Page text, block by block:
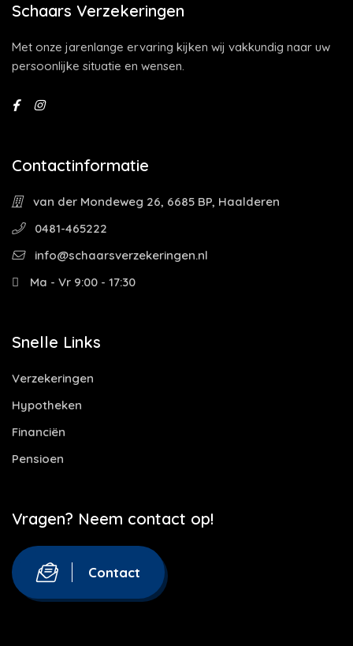
Schaars Verzekeringen
Met onze jarenlange ervaring kijken wij vakkundig naar uw
persoonlijke situatie en wensen.
Contactinformatie
van der Mondeweg 26, 6685 BP, Haalderen
0481-465222
info@schaarsverzekeringen.nl
Ma - Vr 9:00 - 17:30
Snelle Links
Verzekeringen
Hypotheken
Financiën
Pensioen
Vragen? Neem contact op!
Contact